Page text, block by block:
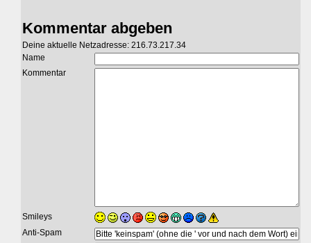
Kommentar abgeben
Deine aktuelle Netzadresse: 216.73.217.34
Name
Kommentar
Smileys
Anti-Spam